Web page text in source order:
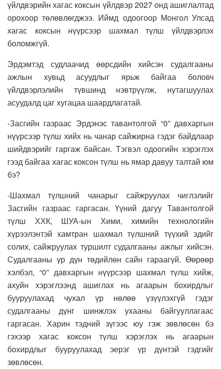
үйлдвэрийн хагас коксын үйлдвэр 2027 онд ашиглалтад
орохоор төлөвлөгджээ. Иймд одоогоор Монгол Улсад
хагас коксын нүүрсээр шахмал түлш үйлдвэрлэх
боломжгүй.
Эрдэмтэд судлаачид өөрсдийн хийсэн судалгааны
ажлын хувьд асуудлыг ярьж байгаа боловч
үйлдвэрлэлийн түвшинд нэвтрүүлж, нутагшуулах
асуудалд цаг хугацаа шаардлагатай.
-Засгийн газраас Эрдэнэс тавантолгой “0” давхаргын
нүүрсээр түлш хийх нь чанар сайжирна гэдэг байдлаар
шийдвэрийг гаргаж байсан. Тэгвэл одоогийн хэрэглэх
гээд байгаа хагас коксон түлш нь ямар давуу талтай юм
бэ?
-Шахмал түлшний чанарыг сайжруулах чиглэлийг
Засгийн газраас гаргасан. Үүний дагуу Тавантолгой
түлш ХХК, ШУА-ын Хими, химийн технологийн
хүрээлэнтэй хамтран шахмал түлшний түүхий эдийг
солих, сайжруулах туршилт судалгааны ажлыг хийсэн.
Судалгааны үр дүн төдийлөн сайн гараагүй. Өөрөөр
хэлбэл, “0” давхаргын нүүрсээр шахмал түлш хийж,
ахуйн хэрэглээнд ашиглах нь агаарын бохирдлыг
бууруулахад чухал үр нөлөө үзүүлэхгүй гэдэг
судалгааны дүнг шинжлэх ухааны байгууллагаас
гаргасан. Харин тэдний зүгээс юу гэж зөвлөсөн бэ
гэхээр хагас коксон түлш хэрэглэх нь агаарын
бохирдлыг бууруулахад эерэг үр дүнтэй гэдгийг
зөвлөсөн.